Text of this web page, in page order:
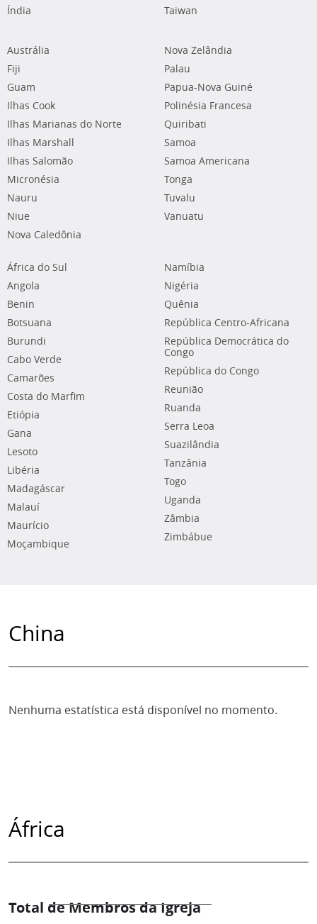
Índia
Taiwan
Austrália
Fiji
Guam
Ilhas Cook
Ilhas Marianas do Norte
Ilhas Marshall
Ilhas Salomão
Micronésia
Nauru
Niue
Nova Caledônia
Nova Zelândia
Palau
Papua-Nova Guiné
Polinésia Francesa
Quiribati
Samoa
Samoa Americana
Tonga
Tuvalu
Vanuatu
África do Sul
Angola
Benin
Botsuana
Burundi
Cabo Verde
Camarões
Costa do Marfim
Etiópia
Gana
Lesoto
Libéria
Madagáscar
Malauí
Maurício
Moçambique
Namíbia
Nigéria
Quênia
República Centro-Africana
República Democrática do
Congo
República do Congo
Reunião
Ruanda
Serra Leoa
Suazilândia
Tanzânia
Togo
Uganda
Zâmbia
Zimbábue
China
Nenhuma estatística está disponível no momento.
África
Total de Membros da Igreja